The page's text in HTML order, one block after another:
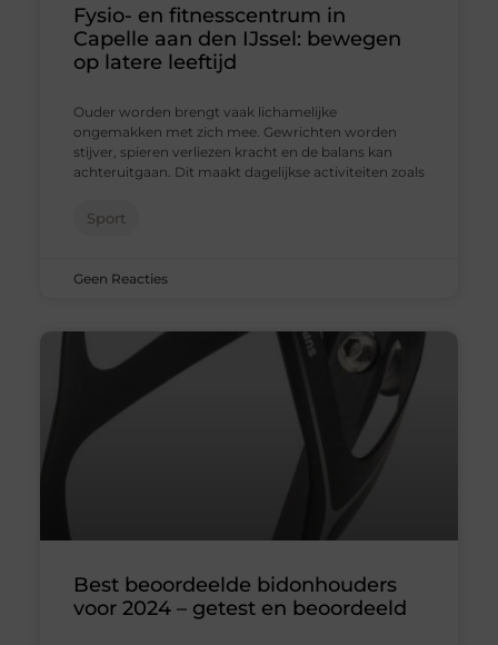
Fysio- en fitnesscentrum in
Capelle aan den IJssel: bewegen
op latere leeftijd
Ouder worden brengt vaak lichamelijke
ongemakken met zich mee. Gewrichten worden
stijver, spieren verliezen kracht en de balans kan
achteruitgaan. Dit maakt dagelijkse activiteiten zoals
Sport
Geen Reacties
Best beoordeelde bidonhouders
voor 2024 – getest en beoordeeld